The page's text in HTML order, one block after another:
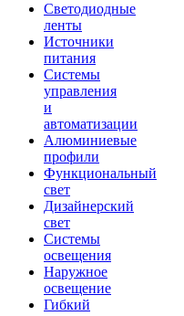
Светодиодные
ленты
Источники
питания
Системы
управления
и
автоматизации
Алюминиевые
профили
Функциональный
свет
Дизайнерский
свет
Системы
освещения
Наружное
освещение
Гибкий